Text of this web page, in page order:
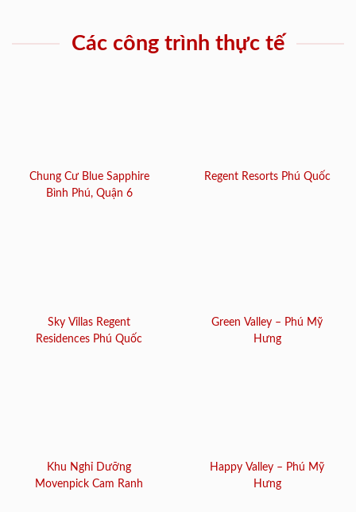
Các công trình thực tế
Chung Cư Blue Sapphire
Bình Phú, Quận 6
Regent Resorts Phú Quốc
Sky Villas Regent
Residences Phú Quốc
Green Valley – Phú Mỹ
Hưng
Khu Nghỉ Dưỡng
Movenpick Cam Ranh
Happy Valley – Phú Mỹ
Hưng